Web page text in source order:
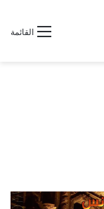
القائمة